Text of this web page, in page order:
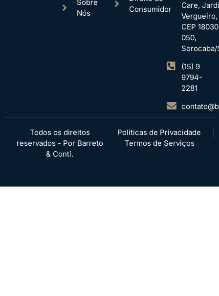
Sobre
Nós
Consumidor
Care,
Vergueiro,
CEP
050,
Sorocaba/
(15) 9
9794-
2281
Todos os direitos
reservados - Por Barreto
& Conti.
Políticas de Privacidade
Termos de Serviços